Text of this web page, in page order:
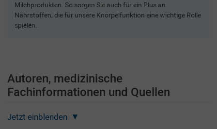
Milchprodukten. So sorgen Sie auch für ein Plus an
Nährstoffen, die für unsere Knorpelfunktion eine wichtige Rolle
spielen.
Autoren, medizinische
Fachinformationen und Quellen
Jetzt einblenden